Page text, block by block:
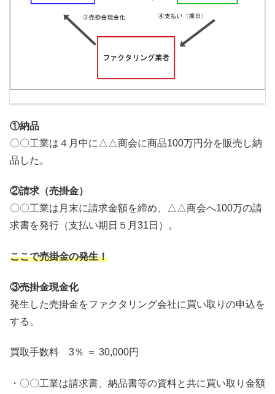
①納品
〇〇工業は４月中に△△商会に商品100万円分を販売し納
品した。
②請求（売掛金）
〇〇工業は月末に請求金額を締め、△△商会へ100万の請
求書を発行（支払い期日５月31日）。
ここで売掛金の発生！
③売掛金現金化
発生した売掛金をファクタリング会社に買い取りの申込を
する。
買取手数料 3％ ＝ 30,000円
・〇〇工業は請求書、納品書等の資料と共に買い取り金額